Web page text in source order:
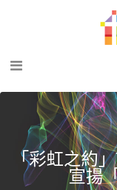
「彩虹之約
宣揚